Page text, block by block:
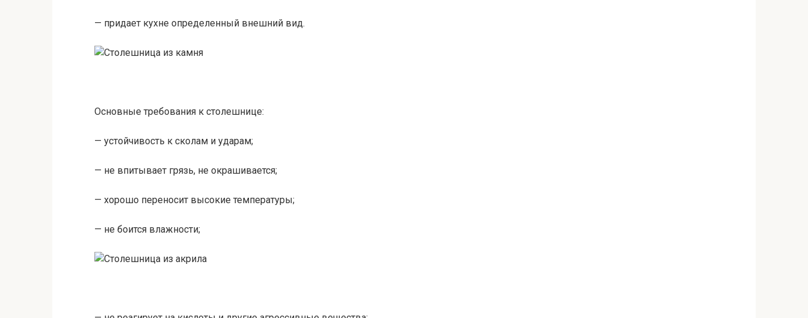
— придает кухне определенный внешний вид.
Основные требования к столешнице:
— устойчивость к сколам и ударам;
— не впитывает грязь, не окрашивается;
— хорошо переносит высокие температуры;
— не боится влажности;